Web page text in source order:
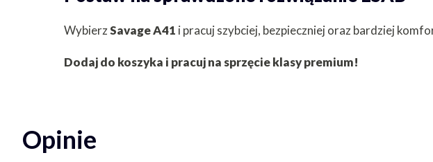
WybierzSavage A41 i pracuj szybciej, bezpieczniej oraz bardziej
Dodaj do koszyka i pracuj na sprzęcie klasy premium!
Opinie